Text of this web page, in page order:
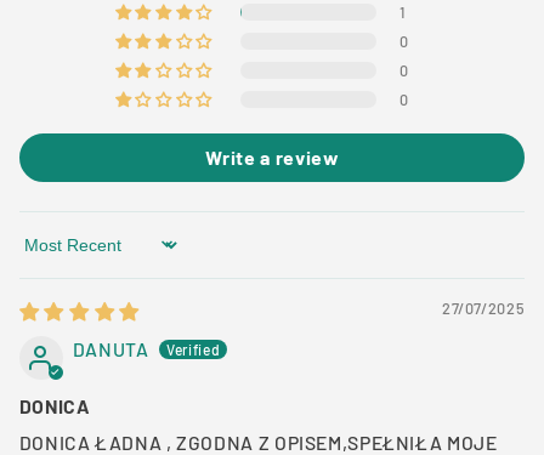
1
0
0
0
Write a review
Sort by
27/07/2025
DANUTA
DONICA
DONICA ŁADNA , ZGODNA Z OPISEM,SPEŁNIŁA MOJE